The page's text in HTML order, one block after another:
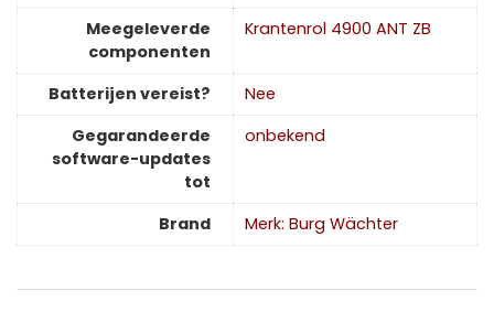
Meegeleverde
componenten
‎Krantenrol 4900 ANT ZB
Batterijen vereist?
‎Nee
Gegarandeerde
software-updates
tot
‎onbekend
Brand Merk: Burg Wächter